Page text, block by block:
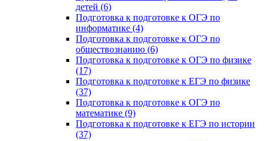
детей (6)
Подготовка к подготовке к ОГЭ по
информатике (4)
Подготовка к подготовке к ОГЭ по
обществознанию (6)
Подготовка к подготовке к ОГЭ по физике
(17)
Подготовка к подготовке к ЕГЭ по физике
(37)
Подготовка к подготовке к ОГЭ по
математике (9)
Подготовка к подготовке к ЕГЭ по истории
(37)